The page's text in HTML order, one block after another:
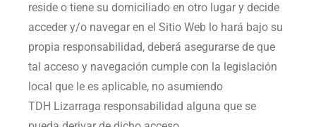
reside o tiene su domiciliado en otro lugar y decide
acceder y/o navegar en el Sitio Web lo hará bajo su
propia responsabilidad, deberá asegurarse de que
tal acceso y navegación cumple con la legislación
local que le es aplicable, no asumiendo
TDH Lizarraga responsabilidad alguna que se